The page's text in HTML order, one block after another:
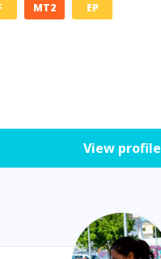
MT2 EP
View profile